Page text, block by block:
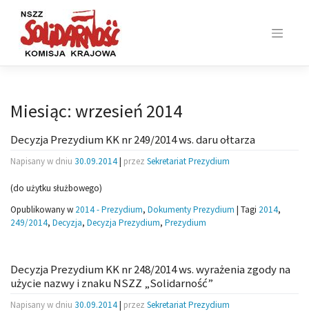
content
Miesiąc: wrzesień 2014
Decyzja Prezydium KK nr 249/2014 ws. daru ołtarza
Napisany w dniu 30.09.2014| przez Sekretariat Prezydium
(do użytku służbowego)
Opublikowany w 2014 - Prezydium, Dokumenty Prezydium | Tagi 2014,
249/2014, Decyzja, Decyzja Prezydium, Prezydium
Decyzja Prezydium KK nr 248/2014 ws. wyrażenia zgody na
użycie nazwy i znaku NSZZ „Solidarność”
Napisany w dniu 30.09.2014| przez Sekretariat Prezydium